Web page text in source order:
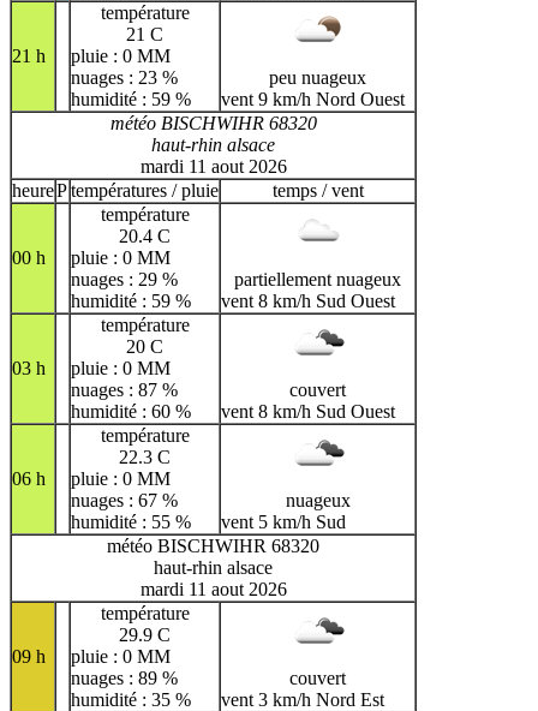
21 h
température
21 C
pluie : 0 MM
nuages : 23 %
humidité : 59 %
peu nuageux
vent 9 km/h Nord Ouest
météo BISCHWIHR 68320
haut-rhin alsace
mardi 11 aout 2026
heurePtempératures / pluie temps / vent
00 h
température
20.4 C
pluie : 0 MM
nuages : 29 %
humidité : 59 %
partiellement nuageux
vent 8 km/h Sud Ouest
03 h
température
20 C
pluie : 0 MM
nuages : 87 %
humidité : 60 %
couvert
vent 8 km/h Sud Ouest
06 h
température
22.3 C
pluie : 0 MM
nuages : 67 %
humidité : 55 %
nuageux
vent 5 km/h Sud
météo BISCHWIHR 68320
haut-rhin alsace
mardi 11 aout 2026
09 h
température
29.9 C
pluie : 0 MM
nuages : 89 %
humidité : 35 %
couvert
vent 3 km/h Nord Est